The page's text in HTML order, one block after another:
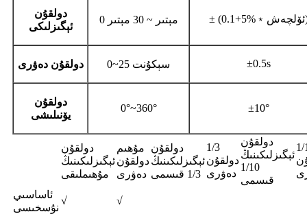
دولقۇن
ئېگىزلىكى
0 مېتىر ~ 30 مېتىر
دولقۇن دەۋرى 0~25 سېكۇنت ±0.5s
دولقۇن
يۆنىلىشى
0°~360° ±10°
دولقۇن
ئېگىزلىكىنىڭ
مۇھىملىقى
مۇھىم
دولقۇن
دەۋرى
دولقۇن
ئېگىزلىكىنىڭ
1/3 قىسمى
1/3
دولقۇن
دەۋرى
دولقۇن
ئېگىزلىكىنىڭ
1/10
قىسمى
1/
ئاساسىي
نۇسخىسى
√
√